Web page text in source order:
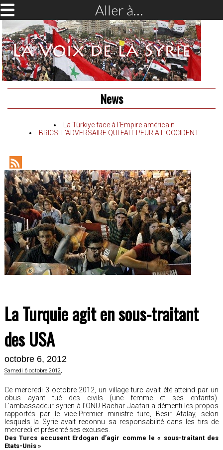
Aller à…
News
La Türkiye face à l’Empire américain
BRICS: L’ADVERSAIRE QUI FAIT PEUR A L’OCCIDENT
RSS
Feed
La Turquie agit en sous-traitant
des USA
octobre 6, 2012
Samedi 6 octobre 2012,
Ce mercredi 3 octobre 2012, un village turc avait été atteind par un
obus ayant tué des civils (une femme et ses enfants).
L’ambassadeur syrien à l’ONU Bachar Jaafari a démenti les propos
rapportés par le vice-Premier ministre turc, Besir Atalay, selon
lesquels la Syrie avait reconnu sa responsabilité dans les tirs de
mercredi et présenté ses excuses.
Des Turcs accusent Erdogan d’agir comme le « sous-traitant des
Etats-Unis »